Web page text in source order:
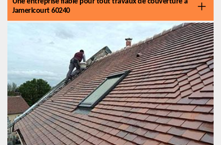
Jamericourt 60240